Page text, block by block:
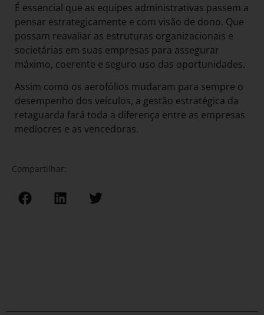
É essencial que as equipes administrativas passem a
pensar estrategicamente e com visão de dono. Que
possam reavaliar as estruturas organizacionais e
societárias em suas empresas para assegurar
máximo, coerente e seguro uso das oportunidades.
Assim como os aerofólios mudaram para sempre o
desempenho dos veículos, a gestão estratégica da
retaguarda fará toda a diferença entre as empresas
medíocres e as vencedoras.
Compartilhar: